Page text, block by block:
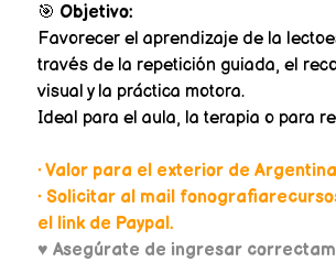
🎯 Objetivo:
Favorecer el aprendizaje de la
través de la repetición guiada, el
visual y la práctica motora.
Ideal para el aula, la terapia o para
• Valor para el exterior de
• Solicitar al mail
el link de Paypal.
♥ Asegúrate de ingresar